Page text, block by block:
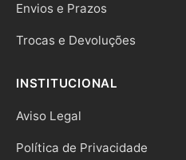
Envios e Prazos
Trocas e Devoluções
INSTITUCIONAL
Aviso Legal
Política de Privacidade